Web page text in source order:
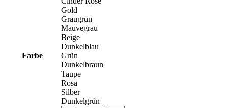
Farbe
Gold
Graugrün
Mauvegrau
Beige
Dunkelblau
Grün
Dunkelbraun
Taupe
Rosa
Silber
Dunkelgrün